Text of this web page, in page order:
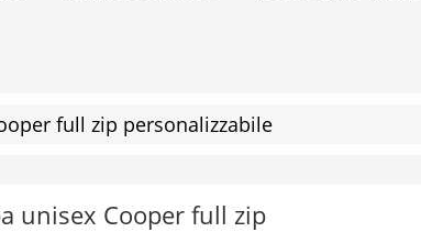
full zip personalizzabile
unisex Cooper full zip